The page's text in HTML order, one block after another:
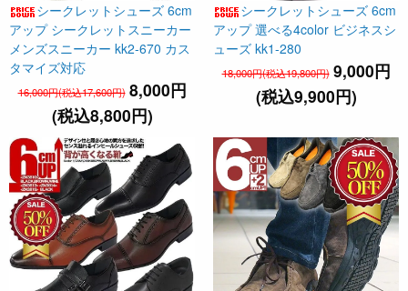
シークレットシューズ 6cm
アップ シークレットスニーカー
メンズスニーカー kk2-670 カス
タマイズ対応
16,000円(税込17,600円) 8,000円
(税込8,800円)
シークレットシューズ 6cm
アップ 選べる4color ビジネスシ
ューズ kk1-280
18,000円(税込19,800円) 9,000円
(税込9,900円)